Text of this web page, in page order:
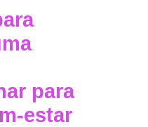
para
estar